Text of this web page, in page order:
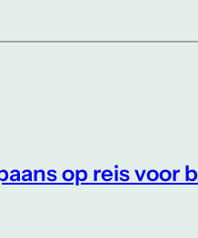
op reis voor